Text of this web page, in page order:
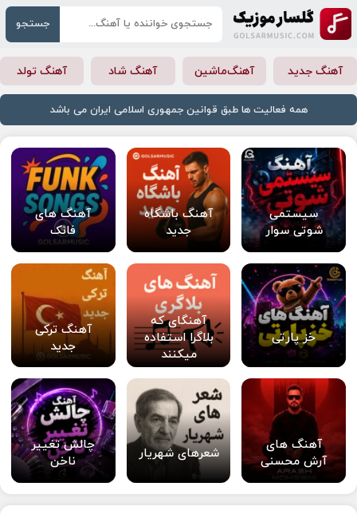
جستجو
آهنگ جدید آهنگ‌ماشین آهنگ شاد آهنگ تولد
همه فعالیت ها طبق قوانین جمهوری اسلامی ایران می باشد
سیستمی
شوتی سوار
آهنگ باشگاه
جدید
آهنگ های
فانک
خز پارتی
آهنگای که
بلاگرا استفاده
میکنند
آهنگ ترکی
جدید
آهنگ های
آرش محسنی
شعرهای شهریار
چالش تغییر
ناخن